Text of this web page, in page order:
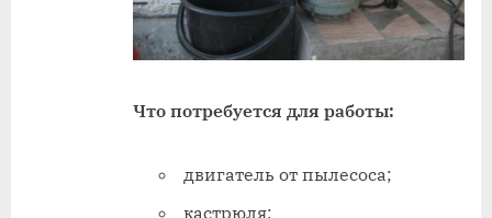
Что потребуется для работы:
двигатель от пылесоса;
кастрюля;